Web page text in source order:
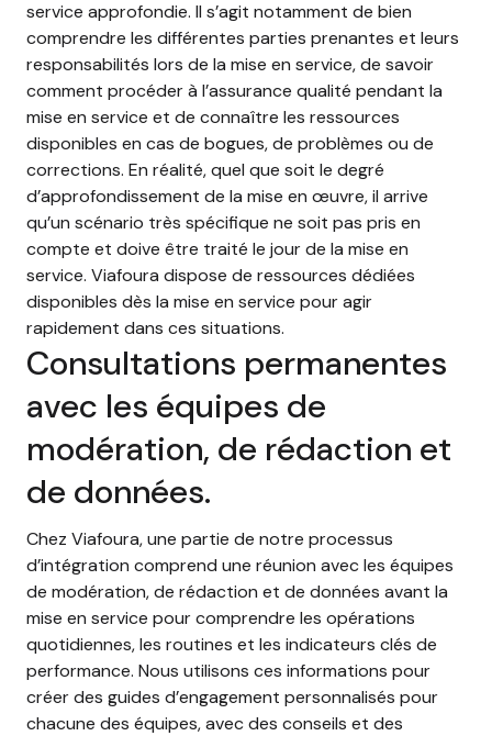
service approfondie. Il s’agit notamment de bien
comprendre les différentes parties prenantes et leurs
responsabilités lors de la mise en service, de savoir
comment procéder à l’assurance qualité pendant la
mise en service et de connaître les ressources
disponibles en cas de bogues, de problèmes ou de
corrections. En réalité, quel que soit le degré
d’approfondissement de la mise en œuvre, il arrive
qu’un scénario très spécifique ne soit pas pris en
compte et doive être traité le jour de la mise en
service. Viafoura dispose de ressources dédiées
disponibles dès la mise en service pour agir
rapidement dans ces situations.
Consultations permanentes
avec les équipes de
modération, de rédaction et
de données.
Chez Viafoura, une partie de notre processus
d’intégration comprend une réunion avec les équipes
de modération, de rédaction et de données avant la
mise en service pour comprendre les opérations
quotidiennes, les routines et les indicateurs clés de
performance. Nous utilisons ces informations pour
créer des guides d’engagement personnalisés pour
chacune des équipes, avec des conseils et des